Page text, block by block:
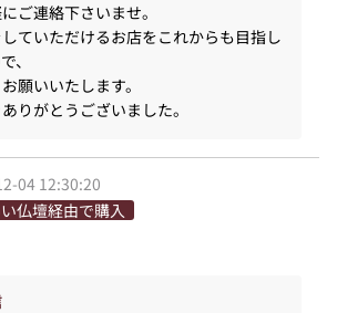
ご連絡下さいませ。
ていただけるお店をこれからも目指し
、
願いいたします。
りがとうございました。
04 12:30:20
仏壇経由で購入